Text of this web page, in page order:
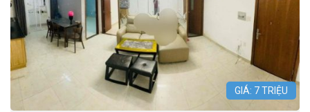
GIÁ: 7TRIỆU